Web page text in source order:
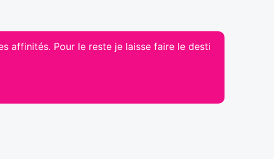
affinités. Pour le reste je laisse faire le desti